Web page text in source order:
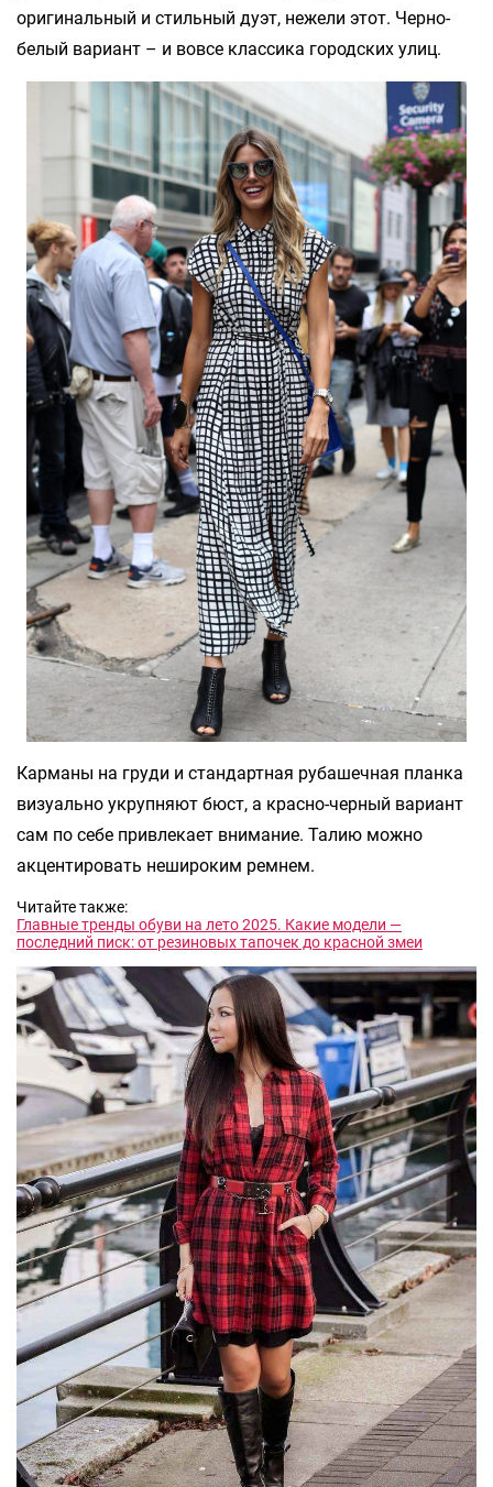
оригинальный и стильный дуэт, нежели этот. Черно-
белый вариант – и вовсе классика городских улиц.
Карманы на груди и стандартная рубашечная планка
визуально укрупняют бюст, а красно-черный вариант
сам по себе привлекает внимание. Талию можно
акцентировать нешироким ремнем.
Читайте также:
Главные тренды обуви на лето 2025. Какие модели —
последний писк: от резиновых тапочек до красной змеи